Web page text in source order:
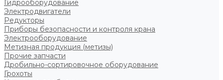
Гидрооборудование
Электродвигатели
Редукторы
Приборы безопасности и контроля крана
Электрооборудование
Метизная продукция (метизы)
Прочие запчасти
Дробильно-сортировочное оборудование
Грохоты